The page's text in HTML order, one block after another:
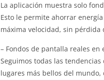
La aplicación muestra solo
Esto le permite ahorrar
máxima velocidad, sin pérdida
– Fondos de pantalla reales en
Seguimos todas las
lugares más bellos del